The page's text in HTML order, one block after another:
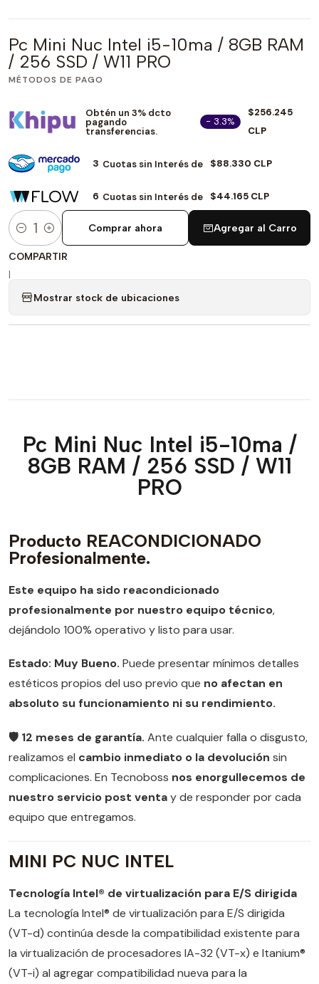
Pc Mini Nuc Intel i5-10ma / 8GB RAM
/ 256 SSD / W11 PRO
MÉTODOS DE PAGO
Obtén un 3% dcto
pagando
transferencias.
- 3.3%
$256.245
CLP
3 Cuotas sin Interés de $88.330 CLP
6 Cuotas sin Interés de $44.165 CLP
Cantidad
Agregar al Carro
Comprar ahora
COMPARTIR
|
Mostrar stock de ubicaciones
Pc Mini Nuc Intel i5-10ma /
8GB RAM / 256 SSD / W11
PRO
Producto REACONDICIONADO
Profesionalmente.
Este equipo ha sido reacondicionado
profesionalmente por nuestro equipo técnico,
dejándolo 100% operativo y listo para usar.
Estado: Muy Bueno. Puede presentar mínimos detalles
estéticos propios del uso previo que no afectan en
absoluto su funcionamiento ni su rendimiento.
🛡️ 12 meses de garantía. Ante cualquier falla o disgusto,
realizamos el cambio inmediato o la devolución sin
complicaciones. En Tecnoboss nos enorgullecemos de
nuestro servicio post ventay de responder por cada
equipo que entregamos.
MINI PC NUC INTEL
Tecnología Intel® de virtualización para E/S dirigida
La tecnología Intel® de virtualización para E/S dirigida
(VT-d) continúa desde la compatibilidad existente para
la virtualización de procesadores IA-32 (VT-x) e Itanium®
(VT-i) al agregar compatibilidad nueva para la